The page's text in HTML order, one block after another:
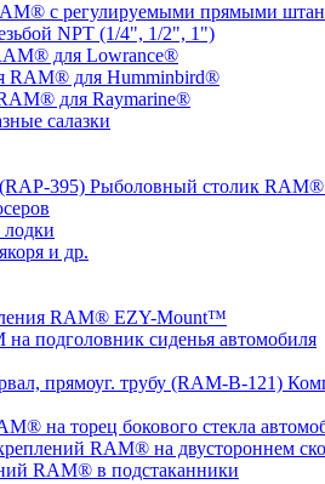
c регулируемыми прямыми
NPT (1/4", 1/2", 1")
для Lowrance®
RAM® для Humminbird®
для Raymarine®
салазки
Рыболовный столик
и др.
RAM® EZY-Mount™
подголовник сиденья автомобиля
на торец бокового стекла
RAM® на двустороннем
RAM® в подстаканники